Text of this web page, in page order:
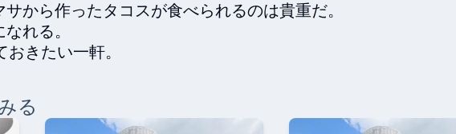
から作ったタコスが食べられるのは貴重だ。
れる。
おきたい一軒。
る